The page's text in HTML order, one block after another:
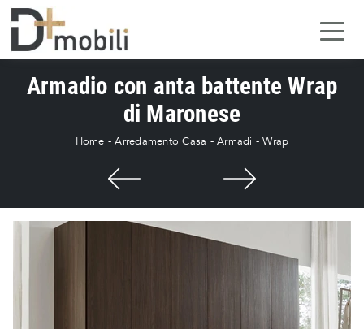
Armadio con anta battente Wrap
di Maronese
Home -Arredamento Casa -Armadi -Wrap